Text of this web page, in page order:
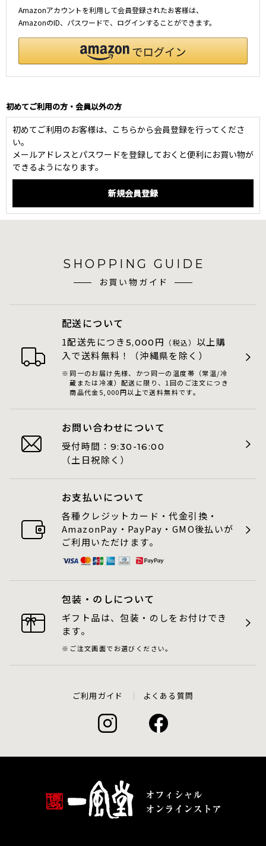
Amazonアカウントを利用して会員登録されたお客様は、
AmazonのID、パスワードで、ログインすることができます。
初めてご利用の方・会員以外の方
初めてご利用のお客様は、こちらから会員登録を行ってくださ
い。
メールアドレスとパスワードを登録しておくと便利にお買い物が
できるようになります。
SHOPPING GUIDE
お買い物ガイド
配送について
1配送先につき 5,000 円 （税込） 以上購
入で送料無料！（沖縄県を除く）
同一のお届け先様、かつ同一の温度帯（常温/冷
蔵または冷凍）配送に限り、1回のご注文につき
商品代金5,000円以上で送料無料です。
お問い合わせについて
受付時間： 9:30-16:00
（土日祝除く）
お支払いについて
各種クレジットカード・代金引換・
AmazonPay・PayPay・GMO後払いが
ご利用いただけます。
包装・のしについて
ギフト品は、包装・のしをお付けでき
ます。
ご注文画面でお選びください。
ご利用ガイド よくある質問